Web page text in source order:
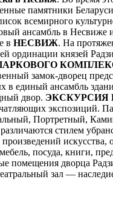
па­мят­ни­ки
все­мир­но­го
ан­самбль в Не­сви­же
в НЕСВИЖ. На
ор­ди­на­ции кня­зей
замок-дворец
в еди­ный ан­самбль
двор. ЭКСКУРСИЯ
экс­по­зи­ций.
Порт­рет­ный,
сти­лем
посуда, кни­ги,
по­ме­ще­ния двор­ца
зал —